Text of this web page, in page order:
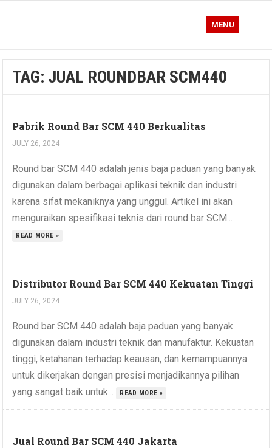
MENU
TAG: JUAL ROUNDBAR SCM440
Pabrik Round Bar SCM 440 Berkualitas
JULY 26, 2024
Round bar SCM 440 adalah jenis baja paduan yang banyak
digunakan dalam berbagai aplikasi teknik dan industri
karena sifat mekaniknya yang unggul. Artikel ini akan
menguraikan spesifikasi teknis dari round bar SCM...
READ MORE »
Distributor Round Bar SCM 440 Kekuatan Tinggi
JULY 26, 2024
Round bar SCM 440 adalah baja paduan yang banyak
digunakan dalam industri teknik dan manufaktur. Kekuatan
tinggi, ketahanan terhadap keausan, dan kemampuannya
untuk dikerjakan dengan presisi menjadikannya pilihan
yang sangat baik untuk...
READ MORE »
Jual Round Bar SCM 440 Jakarta